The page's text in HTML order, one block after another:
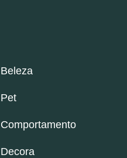
Beleza
Pet
Comportamento
Decora